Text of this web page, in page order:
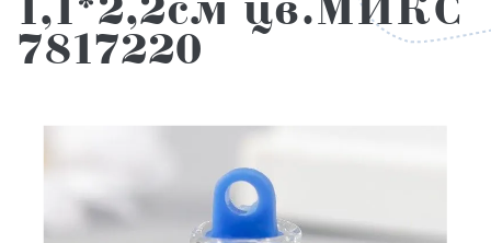
1,1*2,2см цв.МИКС
7817220